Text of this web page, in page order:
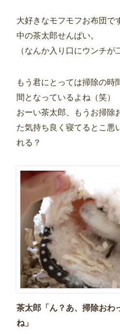
大好きなモフモフお布団で
中の茶太郎せんぱい。
（なんか入り口にウンチが
もう君にとっては掃除の時
間となっているよね（笑）
おーい茶太郎、もうお掃除
た気持ち良く寝てるとこ悪
れる？
茶太郎「ん？あ、掃除お
ね」